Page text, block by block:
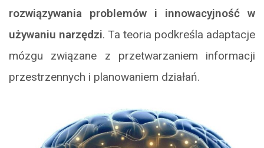
rozwiązywania problemów i innowacyjność w
używaniu narzędzi. Ta teoria podkreśla adaptacje
mózgu związane z przetwarzaniem informacji
przestrzennych i planowaniem działań.